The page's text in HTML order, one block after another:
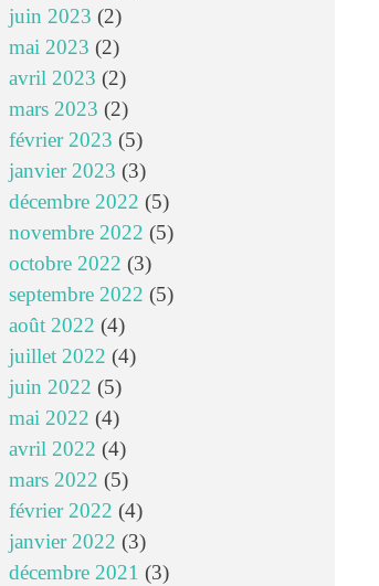
juin 2023 (2)
mai 2023 (2)
avril 2023 (2)
mars 2023 (2)
février 2023 (5)
janvier 2023 (3)
décembre 2022 (5)
novembre 2022 (5)
octobre 2022 (3)
septembre 2022 (5)
août 2022 (4)
juillet 2022 (4)
juin 2022 (5)
mai 2022 (4)
avril 2022 (4)
mars 2022 (5)
février 2022 (4)
janvier 2022 (3)
décembre 2021 (3)